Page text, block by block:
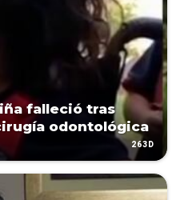
falleció tras
odontológica
263D